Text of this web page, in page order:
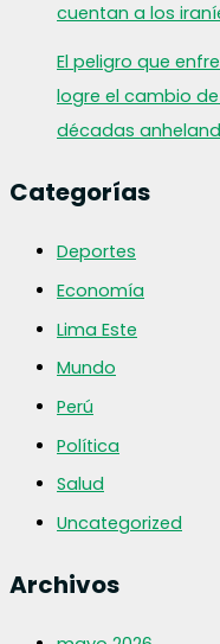
cuentan a los
El peligro que
logre el cambio
décadas
Categorías
Deportes
Economía
Lima Este
Mundo
Perú
Política
Salud
Uncategorized
Archivos